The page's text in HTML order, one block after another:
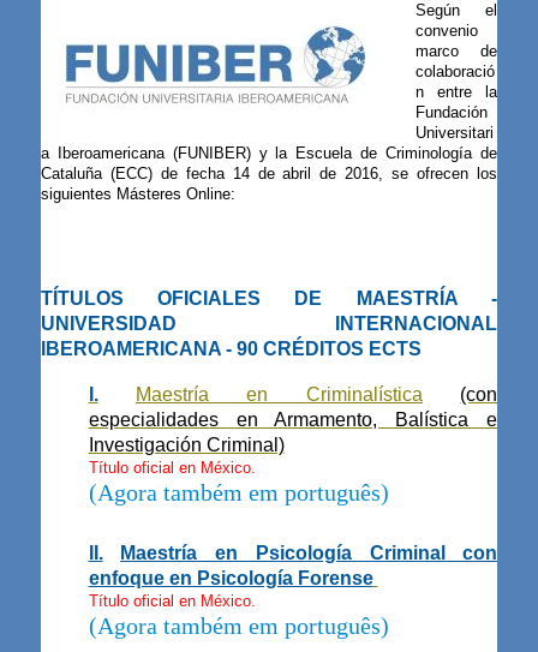
Según el
convenio
marco de
colaboració
n entre la
Fundación
Universitari
a Iberoamericana (FUNIBER) y la Escuela de Criminología de
Cataluña (ECC) de fecha 14 de abril de 2016, se ofrecen los
siguientes Másteres Online:
TÍTULOS OFICIALES DE MAESTRÍA -
UNIVERSIDAD INTERNACIONAL
IBEROAMERICANA - 90 CRÉDITOS ECTS
I. Maestría en Criminalística
(con
especialidades en Armamento, Balística e
Investigación Criminal)
Título oficial en México.
(Agora também em português)
II. Maestría en Psicología Criminal
con
enfoque en Psicología Forense
Título oficial en México.
(Agora também em português)